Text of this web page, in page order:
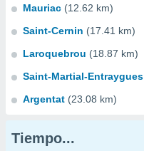
Mauriac (12.62 km)
Saint-Cernin (17.41 km)
Laroquebrou (18.87 km)
Saint-Martial-Entraygues
Argentat (23.08 km)
Tiempo...